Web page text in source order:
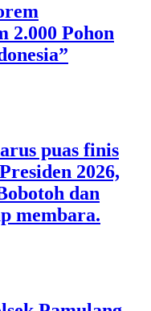
2.000 Pohon
puas finis
2026,
dan
membara.